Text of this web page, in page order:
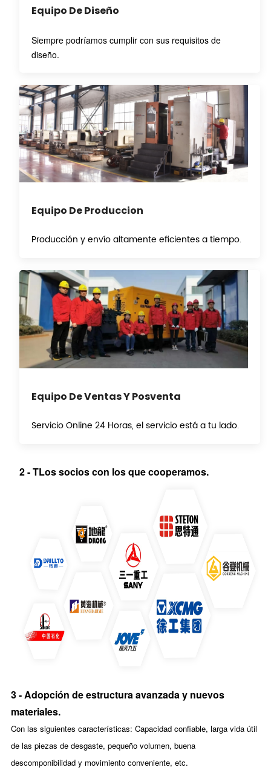
Equipo De Diseño
Siempre podríamos cumplir con sus requisitos de
diseño.
Equipo De Produccion
Producción y envío altamente eficientes a tiempo.
Equipo De Ventas Y Posventa
Servicio Online 24 Horas, el servicio está a tu lado.
2-TLos socios con los que cooperamos.
3 - Adopción de estructura avanzada y nuevos
materiales.
Con las siguientes características: Capacidad confiable, larga vida útil
de las piezas de desgaste, pequeño volumen, buena
descomponibilidad y movimiento conveniente, etc.